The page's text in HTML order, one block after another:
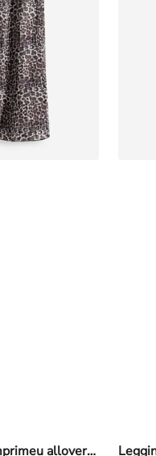
Fustă pantalon - Imprimeu allover - Bej